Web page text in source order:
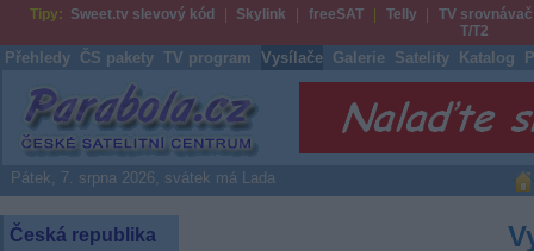
Tipy: Sweet.tv slevový kód Skylink freeSAT Telly
TV srovnávač
T/T2
Přehledy ČS pakety TV program Vysílače Galerie Satelity Katalog
Parabola.cz
Pátek, 7. srpna 2026, svátek má Lada
Česká republika